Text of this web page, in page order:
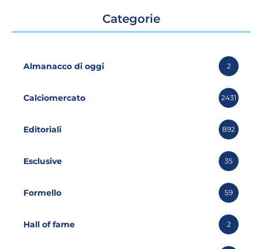
Categorie
Almanacco di oggi 2
Calciomercato 2431
Editoriali 892
Esclusive 35
Formello 59
Hall of fame 2